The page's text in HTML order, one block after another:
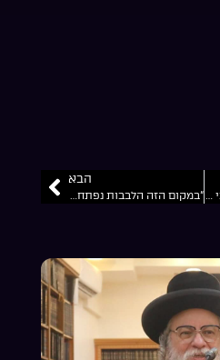
אומן: אש להבות בציון רבי נחמן ערב ראש השנה התשפ”ה “אני איש פלא ונשמתי פלא גדול חידוש כמוני לא היה”
הבא
“במקום הזה הלבבות נפתחים וגם שערי השמיים”… אומן ראש השנה התשפ”ה הסרט המלא